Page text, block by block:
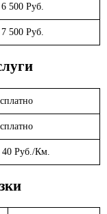
500 Руб.
500 Руб.
40 Руб./Км.